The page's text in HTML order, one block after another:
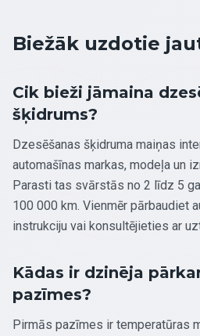
Biežāk uzdotie
Cik bieži jāmaina
šķidrums?
Dzesēšanas šķidruma maiņas
automašīnas markas, modeļa un
Parasti tas svārstās no 2 līdz 5
100 000 km. Vienmēr pārbaudiet
instrukciju vai konsultējieties ar
Kādas ir dzinēja
pazīmes?
Pirmās pazīmes ir temperatūras